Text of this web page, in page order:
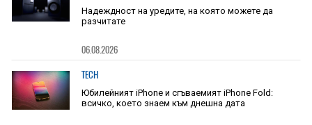
Надеждност на уредите, на която можете да
разчитате
06.08.2026
TECH
Юбилейният iPhone и сгъваемият iPhone Fold:
всичко, което знаем към днешна дата